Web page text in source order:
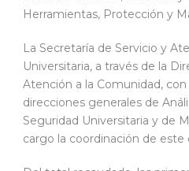
Herramientas, Protección y
La Secretaría de Servicio y
Universitaria, a través de la
Atención a la Comunidad,
direcciones generales de
Seguridad Universitaria y de
cargo la coordinación de este